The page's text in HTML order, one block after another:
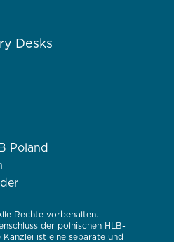
Desks
Poland
Rechte vorbehalten.
der polnischen HLB-
ist eine separate und